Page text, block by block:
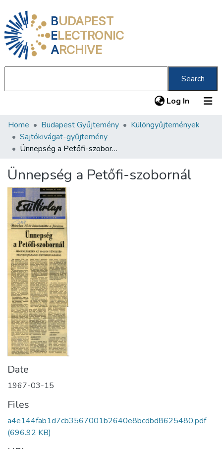
BUDAPEST
ELECTRONIC
ARCHIVE
Search
Log In (current)
Communities & Collections
All of DSpace
Statistics
About us
Home Budapest Gyűjtemény
Különgyűjtemények
Sajtókivágat-gyűjtemény
Ünnepség a Petőfi-szobornál
Ünnepség a Petőfi-szobornál
Date
1967-03-15
Files
a4e144fab1d7cb3567001b2640e8bcdbd8625480.pdf
(696.92 KB)